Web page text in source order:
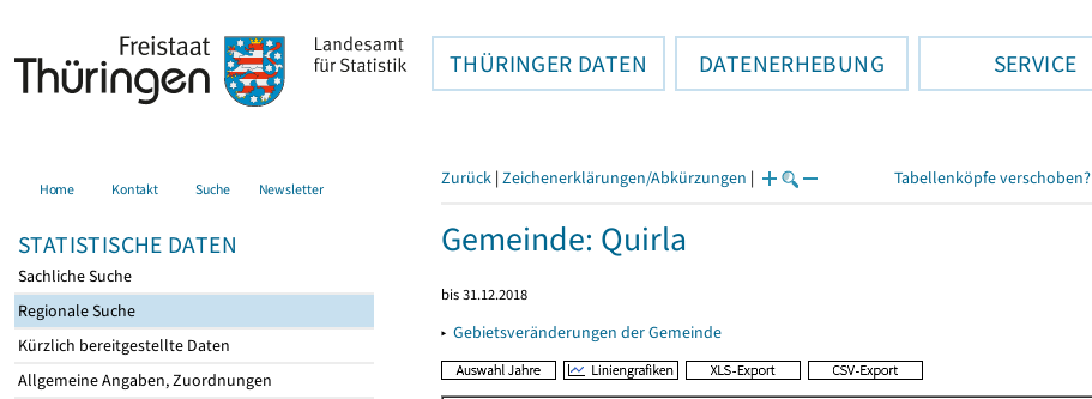
THÜRINGER DATEN DATENERHEBUNG SERVICE
Home Kontakt Suche Newsletter
STATISTISCHE DATEN
Sachliche Suche
Regionale Suche
Kürzlich bereitgestellte Daten
Allgemeine Angaben, Zuordnungen
Zurück | Zeichenerklärungen/Abkürzungen | Tabellenköpfe verschoben?
Gemeinde: Quirla
bis 31.12.2018
▸ Gebietsveränderungen der Gemeinde